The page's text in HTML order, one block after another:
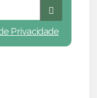
Privacidade